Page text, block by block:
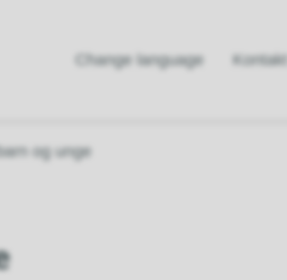
Change language
og unge